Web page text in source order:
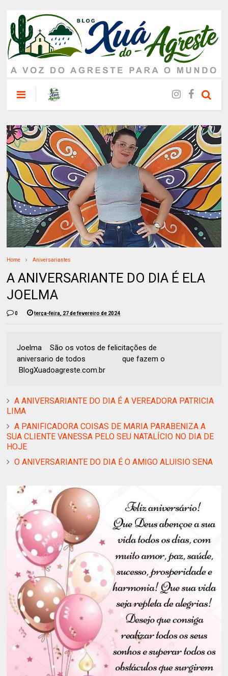
Home Aniversariantes
A ANIVERSARIANTE DO DIA É ELA
JOELMA
0 terça-feira, 27 de fevereiro de 2024
Joelma São os votos de felicitações de
aniversario de todos que fazem o
BlogXuadoagreste.com.br
A ANIVERSARIANTE DO DIA É A VEREADORA PATRICIA
LIMA
A PANIFICADORA COISAS DE MARIA PARABENIZA A
SUA CLIENTE VANESSA PELO SEU NATALÍCIO NO DIA DE
HOJE
O ANIVERSARIANTE DO DIA É O AMIGO ALUISIO SENA